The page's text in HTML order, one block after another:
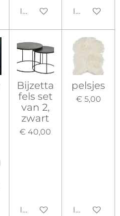
In winkelwagen
In
Bijzetta
fels set
van 2,
zwart
€ 40,00
In winkelwagen
pelsjes
€ 5,00
In